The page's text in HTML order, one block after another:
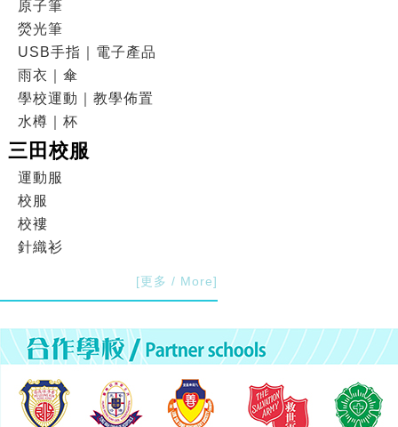
原子筆
熒光筆
USB手指｜電子產品
雨衣｜傘
學校運動｜教學佈置
水樽｜杯
三田校服
運動服
校服
校褸
針織衫
[更多 / More]